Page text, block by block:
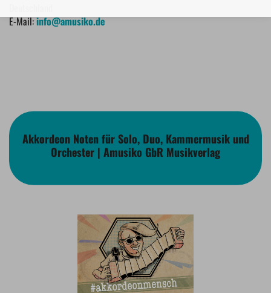
E-Mail:info@amusiko.de
Akkordeon Noten für Solo, Duo, Kammermusik und
Orchester | Amusiko GbR Musikverlag